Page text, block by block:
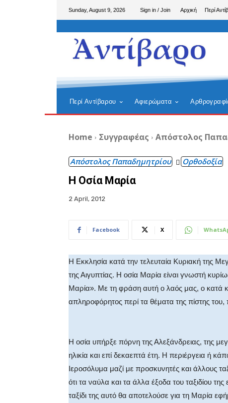
Sunday, August 9, 2026 Sign in / Join Αρχική Περί
Περί Αντίβαρου Αφιερώματα
Home Συγγραφέας Απόστολος
Απόστολος Παπαδημητρίου Ορθοδοξία
Η Οσία Μαρία
2 April, 2012
Facebook X
Η Εκκλησία κατά την τελευταία Κυριακή της
της Αιγυπτίας. Η οσία Μαρία είναι γνωστή
Μαρία». Με τη φράση αυτή ο λαός μας, ο κατά
απληροφόρητος περί τα θέματα της πίστης
Η οσία υπήρξε πόρνη της Αλεξάνδρειας, της
ηλικία και επί δεκαεπτά έτη. Η περιέργεια ή
Ιεροσόλυμα μαζί με προσκυνητές και άλλους
ότι τα ναύλα και τα άλλα έξοδα του ταξιδίου
ταξίδι της αυτό θα αποτελούσε για τη Μαρία